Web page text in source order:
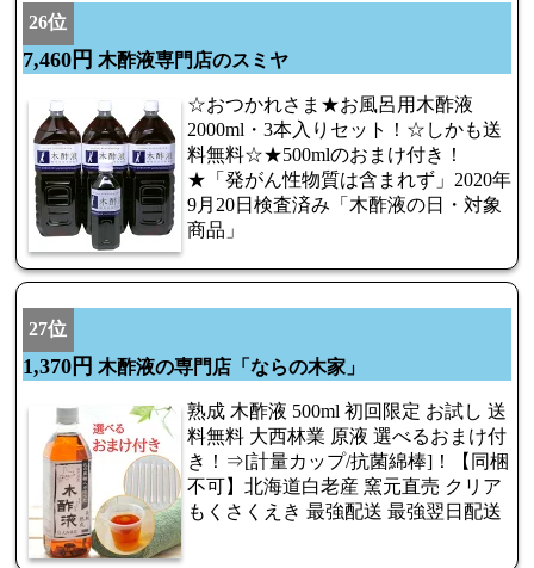
26位
7,460円 木酢液専門店のスミヤ
☆おつかれさま★お風呂用木酢液
2000ml・3本入りセット！☆しかも送
料無料☆★500mlのおまけ付き！
★「発がん性物質は含まれず」2020年
9月20日検査済み「木酢液の日・対象
商品」
27位
1,370円 木酢液の専門店「ならの木家」
熟成 木酢液 500ml 初回限定 お試し 送
料無料 大西林業 原液 選べるおまけ付
き！⇒[計量カップ/抗菌綿棒]！【同梱
不可】北海道白老産 窯元直売 クリア
もくさくえき 最強配送 最強翌日配送